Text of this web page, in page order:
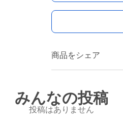
商品をシェア
みんなの投稿
投稿はありません